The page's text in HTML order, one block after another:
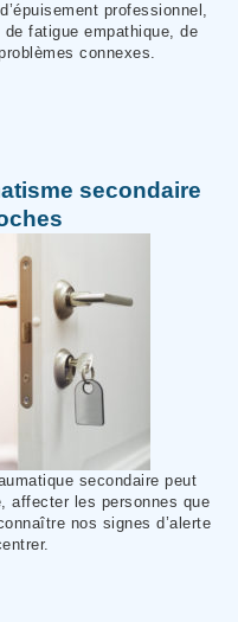
professionnel,
fatigue empathique, de
connexes.
secondaire
secondaire peut
affecter les personnes que
nos signes d’alerte